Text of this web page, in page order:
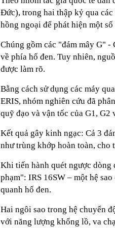
Đức), trong hai thập kỷ qua các
hồng ngoại để phát hiện một
Chúng gồm các "đám mây G"
về phía hố đen. Tuy nhiên,
được làm rõ.
Bằng cách sử dụng các máy
ERIS, nhóm nghiên cứu đã
quỹ đạo và vận tốc của G1, G2
Kết quả gây kinh ngạc: Cả 3
như trùng khớp hoàn toàn, cho
Khi tiến hành quét ngược dòng
phạm": IRS 16SW – một hệ
quanh hố đen.
Hai ngôi sao trong hệ chuyển
với năng lượng khổng lồ, va